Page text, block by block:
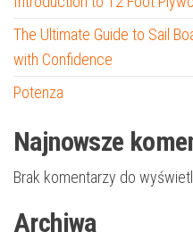
The Ultimate Guide to Sail
with Confidence
Potenza
Najnowsze
Brak komentarzy do
Archiwa